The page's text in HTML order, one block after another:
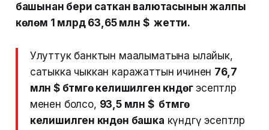
башынан бери саткан валютасынын жалпы
көлөмү 1 млрд 63,65 млн $ жетти.
Улуттук банктын маалыматына ылайык,
сатыкка чыккан каражаттын ичинен 76,7
млн $ бүтүмгө келишилген күндөгүэсептөөлөр
менен болсо, 93,5 млн $ бүтүмгө
келишилген күндөн башка күндөгү эсептөөлөр